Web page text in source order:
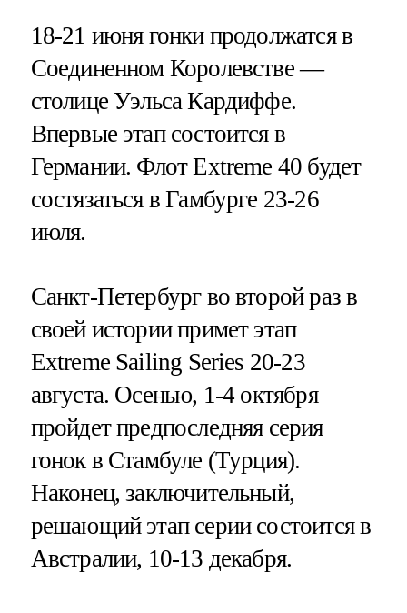
18-21 июня гонки продолжатся в
Соединенном Королевстве —
столице Уэльса Кардиффе.
Впервые этап состоится в
Германии. Флот Extreme 40 будет
состязаться в Гамбурге 23-26
июля.
Санкт-Петербург во второй раз в
своей истории примет этап
Extreme Sailing Series 20-23
августа. Осенью, 1-4 октября
пройдет предпоследняя серия
гонок в Стамбуле (Турция).
Наконец, заключительный,
решающий этап серии состоится в
Австралии, 10-13 декабря.